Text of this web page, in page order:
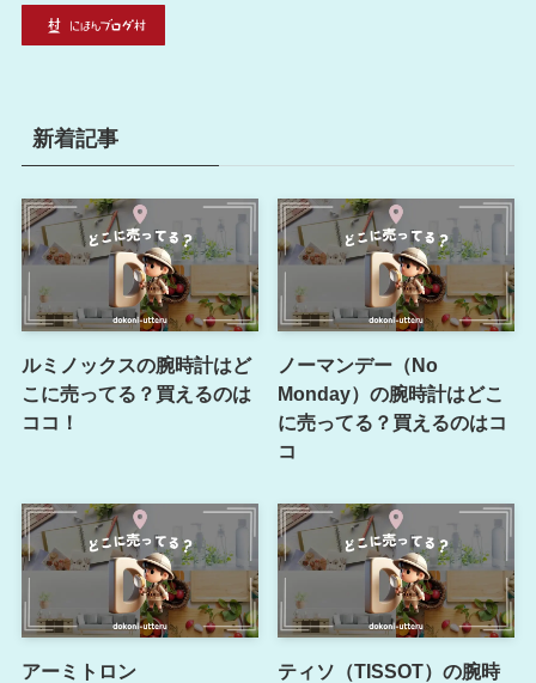
新着記事
ルミノックスの腕時計はど
こに売ってる？買えるのは
ココ！
ノーマンデー（No
Monday）の腕時計はどこ
に売ってる？買えるのはコ
コ
アーミトロン
ティソ（TISSOT）の腕時